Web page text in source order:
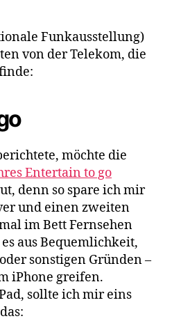
to
go
Funkausstellung)
von der Telekom, die
möchte die
Entertain to go
denn so spare ich mir
und einen zweiten
im Bett Fernsehen
aus Bequemlichkeit,
sonstigen Gründen –
iPhone greifen.
sollte ich mir eins